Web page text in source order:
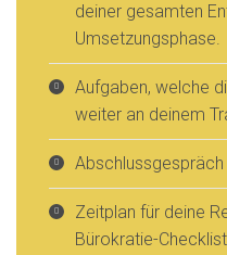
deiner gesamten
Umsetzungsphase.
Aufgaben, welche
weiter an deinem
Zeitplan für deine
Bürokratie-